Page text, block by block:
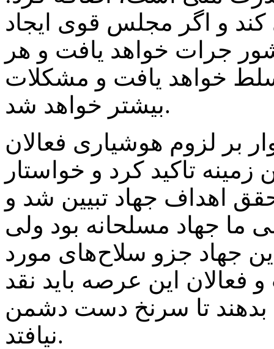
و اگر مجلس قوی ایجاد
جرات خواهد یافت و هر
خواهد یافت و مشکلات
بیشتر خواهد شد.
بر لزوم هوشیاری فعالان
تاکید کرد و خواستار
اهداف جهاد تبیین شد و
ما جهاد مسلحانه بود ولی
جهاد جزو سلاح‌های مورد
این عرصه باید نقد
بدهند تا سرنخ دست دشمن
نیافتد.